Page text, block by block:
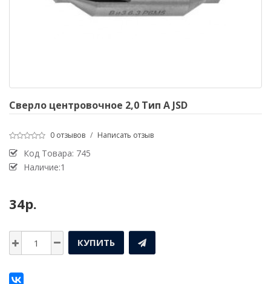
Сверло центровочное 2,0 Тип А JSD
0 отзывов / Написать отзыв
Код Товара: 745
Наличие:1
34р.
КУПИТЬ